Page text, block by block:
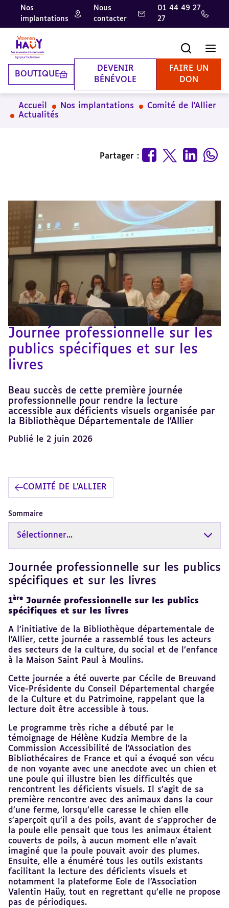
Aller
contenu
principal
Aller
pied
de
page
Aller
la
recherche
Nos
implantations
Nous
contacter
01 44 49 27
27
BOUTIQUE
DEVENIR
BÉNÉVOLE
FAIRE UN
DON
Accueil Nos implantations
Comité de l'Allier
Actualités
Partager :
Journée professionnelle sur les
publics spécifiques et sur les
livres
Beau succès de cette première journée
professionnelle pour rendre la lecture
accessible aux déficients visuels organisée par
la Bibliothèque Départementale de l'Allier
Publié le 2 juin 2026
COMITÉ DE L'ALLIER
Sommaire
Sélectionner...
Journée professionnelle sur les publics
spécifiques et sur les livres
1ère Journée professionnelle sur les publics
spécifiques et sur les livres
A l’initiative de la Bibliothèque départementale de
l’Allier, cette journée a rassemblé tous les acteurs
des secteurs de la culture, du social et de l’enfance
à la Maison Saint Paul à Moulins.
Cette journée a été ouverte par Cécile de Breuvand
Vice-Présidente du Conseil Départemental chargée
de la Culture et du Patrimoine, rappelant que la
lecture doit être accessible à tous.
Le programme très riche a débuté par le
témoignage de Hélène Kudzia Membre de la
Commission Accessibilité de l’Association des
Bibliothécaires de France et qui a évoqué son vécu
de non voyante avec une anecdote avec un chien et
une poule qui illustre bien les difficultés que
rencontrent les déficients visuels. Il s’agit de sa
première rencontre avec des animaux dans la cour
d’une ferme, lorsqu’elle caresse le chien elle
s’aperçoit qu’il a des poils, avant de s’approcher de
la poule elle pensait que tous les animaux étaient
couverts de poils, à aucun moment elle n’avait
imaginé que la poule pouvait avoir des plumes.
Ensuite, elle a énuméré tous les outils existants
facilitant la lecture des déficients visuels et
notamment la plateforme Eole de l’Association
Valentin Haüy, tout en regrettant qu’elle ne propose
pas de périodiques.
Revenir
au
sommaire